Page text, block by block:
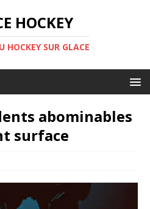
HOCKEY
HOCKEY SUR GLACE
abominables
surface